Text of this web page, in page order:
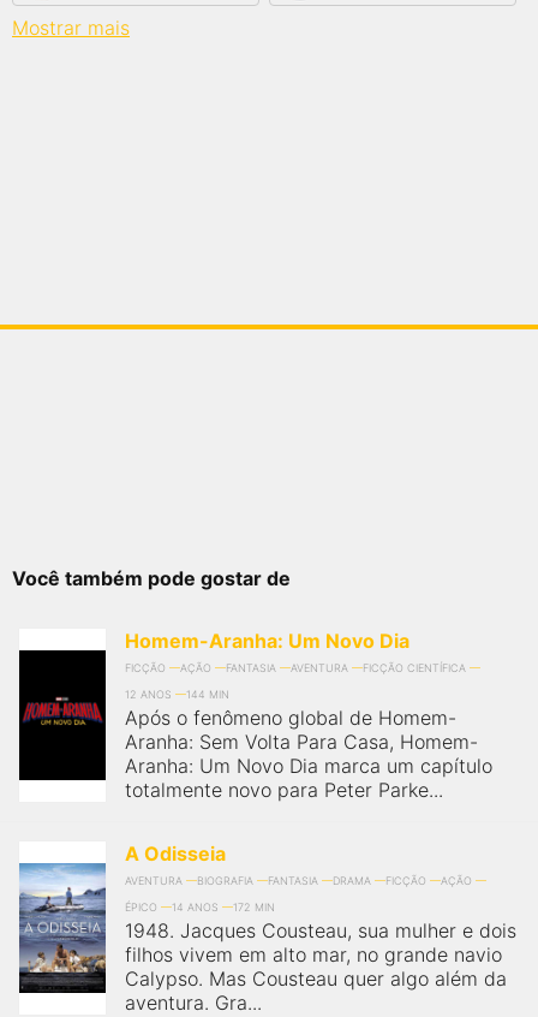
Mostrar mais
Você também pode gostar de
Homem-Aranha: Um Novo Dia
FICÇÃO AÇÃO FANTASIA AVENTURA
FICÇÃO CIENTÍFICA
12 ANOS
144 MIN
Após o fenômeno global de Homem-
Aranha: Sem Volta Para Casa, Homem-
Aranha: Um Novo Dia marca um capítulo
totalmente novo para Peter Parke...
A Odisseia
AVENTURA BIOGRAFIA FANTASIA DRAMA FICÇÃO
AÇÃO
ÉPICO
14 ANOS 172 MIN
1948. Jacques Cousteau, sua mulher e dois
filhos vivem em alto mar, no grande navio
Calypso. Mas Cousteau quer algo além da
aventura. Gra...